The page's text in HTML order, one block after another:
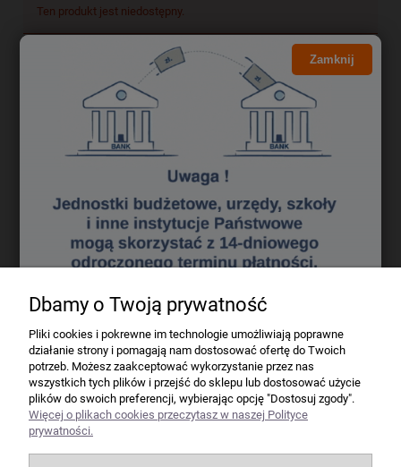
Ten produkt jest niedostępny.
Darmowa dostawa
Darmowa dostawa (Kurier - Przelew bankowy) już od 300,00 zł.
Wartość zakupów
16,40 zł
50 - 100 zł
12,70 zł
100 - 200 zł
9,80 zł
200 - 300 zł
7,60 zł
powyżej 300 zł
GRATIS
Firma
Bindownice wg producentów
Niszczarki wg producentów
Dbamy o Twoją prywatność
Pliki cookies i pokrewne im technologie umożliwiają poprawne
działanie strony i pomagają nam dostosować ofertę do Twoich
potrzeb. Możesz zaakceptować wykorzystanie przez nas
wszystkich tych plików i przejść do sklepu lub dostosować użycie
plików do swoich preferencji, wybierając opcję "Dostosuj zgody".
Więcej o plikach cookies przeczytasz w naszej Polityce
prywatności.
Zamknij